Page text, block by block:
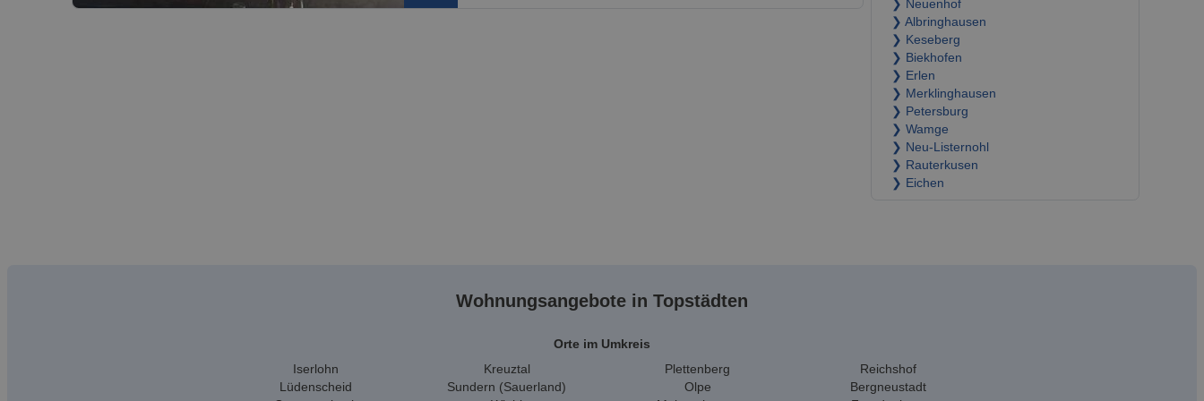
❯ Neuenhof
❯ Albringhausen
❯ Keseberg
❯ Biekhofen
❯ Erlen
❯ Merklinghausen
❯ Petersburg
❯ Wamge
❯ Neu-Listernohl
❯ Rauterkusen
❯ Eichen
Wohnungsangebote in Topstädten
Orte im Umkreis
Iserlohn
Lüdenscheid
Kreuztal
Sundern (Sauerland)
Plettenberg
Olpe
Reichshof
Bergneustadt